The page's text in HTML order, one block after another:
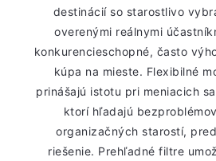
destinácií so starostlivo
overenými reálnymi
konkurencieschopné, často
kúpa na mieste. Flexibilné
prinášajú istotu pri meniacich
ktorí hľadajú
organizačných starostí,
riešenie. Prehľadné filtre